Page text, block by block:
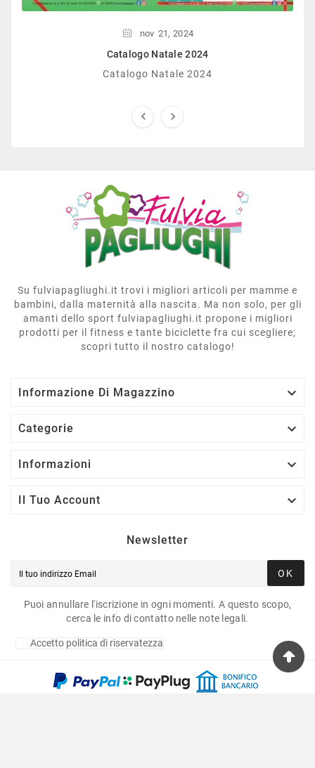
nov 21, 2024
Catalogo Natale 2024
Catalogo Natale 2024
 
Su fulviapagliughi.it trovi i migliori articoli per mamme e
bambini, dalla maternità alla nascita. Ma non solo, per gli
amanti dello sport fulviapagliughi.it propone i migliori
prodotti per il fitness e tante biciclette fra cui scegliere;
scopri tutto il nostro catalogo!
Informazione Di Magazzino 
Categorie 
Informazioni 
Il Tuo Account 
Newsletter
OK
Puoi annullare l'iscrizione in ogni momenti. A questo scopo,
cerca le info di contatto nelle note legali.
Accetto politica di riservatezza